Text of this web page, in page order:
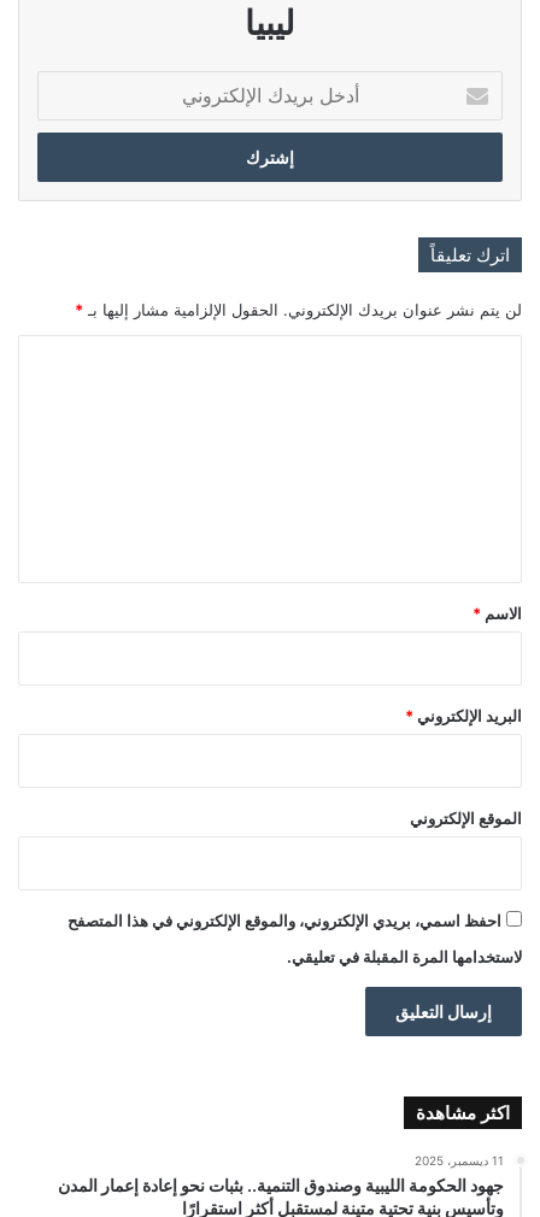
ليبيا
بريدك
الإلكتروني
اترك تعليقاً
لن يتم نشر عنوان بريدك الإلكتروني. الحقول الإلزامية مشار إليها بـ *
*
الاسم *
البريد الإلكتروني *
الموقع الإلكتروني
احفظ اسمي، بريدي الإلكتروني، والموقع الإلكتروني في هذا المتصفح
لاستخدامها المرة المقبلة في تعليقي.
اكثر مشاهدة
11 ديسمبر، 2025
جهود الحكومة الليبية وصندوق التنمية.. بثبات نحو إعادة إعمار المدن
وتأسيس بنية تحتية متينة لمستقبل أكثر استقرارًا